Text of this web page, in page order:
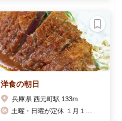
洋食の朝日
兵庫県 西元町駅 133m